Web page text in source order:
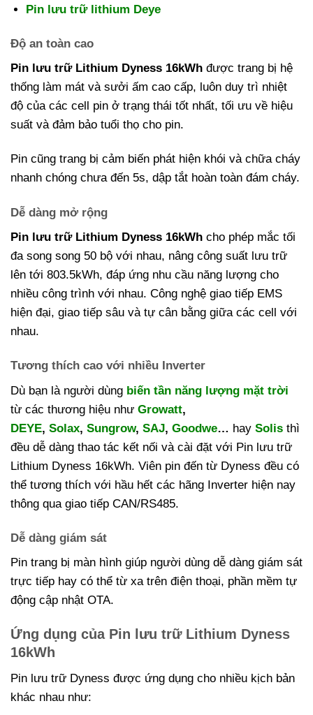
Pin lưu trữ lithium Deye
Độ an toàn cao
Pin lưu trữ Lithium Dyness 16kWh được trang bị hệ
thống làm mát và sưởi ấm cao cấp, luôn duy trì nhiệt
độ của các cell pin ở trạng thái tốt nhất, tối ưu về hiệu
suất và đảm bảo tuổi thọ cho pin.
Pin cũng trang bị cảm biến phát hiện khói và chữa cháy
nhanh chóng chưa đến 5s, dập tắt hoàn toàn đám cháy.
Dễ dàng mở rộng
Pin lưu trữ Lithium Dyness 16kWh cho phép mắc tối
đa song song 50 bộ với nhau, nâng công suất lưu trữ
lên tới 803.5kWh, đáp ứng nhu cầu năng lượng cho
nhiều công trình với nhau. Công nghệ giao tiếp EMS
hiện đại, giao tiếp sâu và tự cân bằng giữa các cell với
nhau.
Tương thích cao với nhiều Inverter
Dù bạn là người dùng biến tần năng lượng mặt trời
từ các thương hiệu như Growatt,
DEYE, Solax, Sungrow, SAJ, Goodwe… hay Solis thì
đều dễ dàng thao tác kết nối và cài đặt với Pin lưu trữ
Lithium Dyness 16kWh. Viên pin đến từ Dyness đều có
thể tương thích với hầu hết các hãng Inverter hiện nay
thông qua giao tiếp CAN/RS485.
Dễ dàng giám sát
Pin trang bị màn hình giúp người dùng dễ dàng giám sát
trực tiếp hay có thể từ xa trên điện thoại, phần mềm tự
động cập nhật OTA.
Ứng dụng của Pin lưu trữ Lithium Dyness
16kWh
Pin lưu trữ Dyness được ứng dụng cho nhiều kịch bản
khác nhau như: